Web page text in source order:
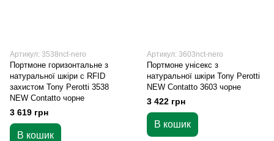
Артикул: 3538nct-nero
Портмоне горизонтальне з
натуральної шкіри c RFID
захистом Tony Perotti 3538
NEW Contatto чорне
3 619 грн
В кошик
Артикул: 3603nct-nero
Портмоне унісекс з
натуральної шкіри Tony Perotti
NEW Contatto 3603 чорне
3 422 грн
В кошик